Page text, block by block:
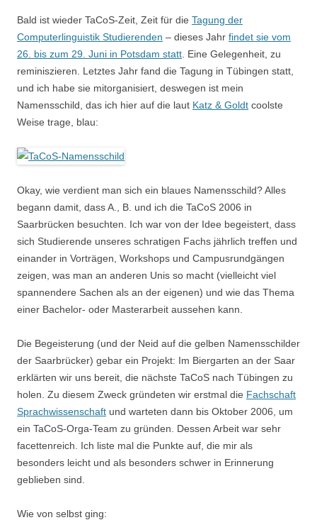
Bald ist wieder TaCoS-Zeit, Zeit für die Tagung der
Computerlinguistik Studierenden – dieses Jahr findet sie vom
26. bis zum 29. Juni in Potsdam statt . Eine Gelegenheit, zu
reminiszieren. Letztes Jahr fand die Tagung in Tübingen statt,
und ich habe sie mitorganisiert, deswegen ist mein
Namensschild, das ich hier auf die laut Katz & Goldt coolste
Weise trage, blau:
Okay, wie verdient man sich ein blaues Namensschild? Alles
begann damit, dass A., B. und ich die TaCoS 2006 in
Saarbrücken besuchten. Ich war von der Idee begeistert, dass
sich Studierende unseres schratigen Fachs jährlich treffen und
einander in Vorträgen, Workshops und Campusrundgängen
zeigen, was man an anderen Unis so macht (vielleicht viel
spannendere Sachen als an der eigenen) und wie das Thema
einer Bachelor- oder Masterarbeit aussehen kann.
Die Begeisterung (und der Neid auf die gelben Namensschilder
der Saarbrücker) gebar ein Projekt: Im Biergarten an der Saar
erklärten wir uns bereit, die nächste TaCoS nach Tübingen zu
holen. Zu diesem Zweck gründeten wir erstmal die Fachschaft
Sprachwissenschaft und warteten dann bis Oktober 2006, um
ein TaCoS-Orga-Team zu gründen. Dessen Arbeit war sehr
facettenreich. Ich liste mal die Punkte auf, die mir als
besonders leicht und als besonders schwer in Erinnerung
geblieben sind.
Wie von selbst ging: